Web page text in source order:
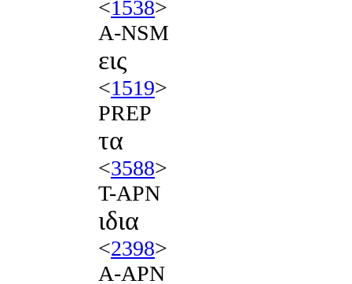
<1538>
A-NSM
εις
<1519>
PREP
τα
<3588>
T-APN
ιδια
<2398>
A-APN